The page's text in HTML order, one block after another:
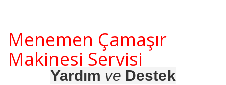
Menemen Çamaşır
Makinesi Servisi
Yardım ve Destek